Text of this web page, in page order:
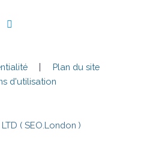
Plan du site
d'utilisation
( SEO.London )